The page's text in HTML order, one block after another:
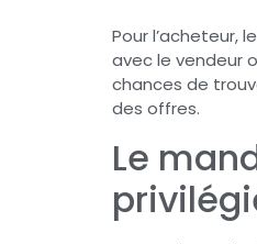
Pour l’acheteur,
avec le vendeur
chances de
des offres.
Le